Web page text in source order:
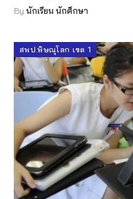
By นักเรียน นักศึกษา
สพป.พิษณุโลก เขต 1